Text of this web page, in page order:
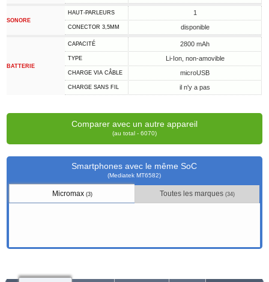
SONORE
HAUT-PARLEURS 1
CONECTOR 3,5MM disponible
BATTERIE
CAPACITÉ 2800 mAh
TYPE Li-Ion, non-amovible
CHARGE VIA CÂBLE microUSB
CHARGE SANS FIL il n'y a pas
Comparer avec un autre appareil
(au total - 6070)
Smartphones avec le même SoC
(Mediatek MT6582)
Micromax (3) Toutes les marques(34)